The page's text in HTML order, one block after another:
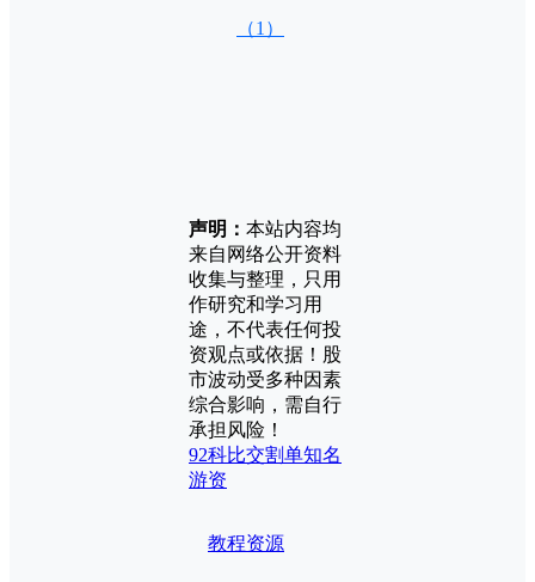
（1）
声明： 本站内容均
来自网络公开资料
收集与整理，只用
作研究和学习用
途，不代表任何投
资观点或依据！股
市波动受多种因素
综合影响，需自行
承担风险！
92科比交割单知名
游资
教程资源